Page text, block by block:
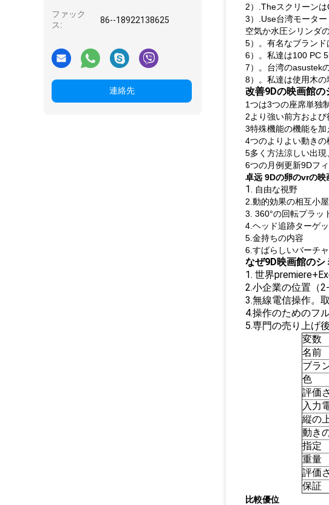
ファック
ス:
86--18922138625
連絡先
2）.Theスクリーンは
3）.Use台湾モータ
空気か水圧シリンダ
5）。有名なブラン
6）。私達は100 PC
7）。台湾のasustek
8）。私達は使用木の
改善9Dの映画館の
1つは3つの座席単独
2より強い前方およ
3特殊機能の機能を
4つのよりよい動き
5多く方法涼しい出
6つの月例更新9Dフ
卓远 9Dの卵のvrの映
1. 自由な視野
2.動的効果の相互小屋
3. 360°の回転プラッ
4.ヘッド追跡ターゲッ
5.金持ちの内容
6.すばらしいバーチ
なぜ9D映画館のシ
1. 世界
2.小企業の位置（
3.無線電信操作。
4.操作のためのフ
5.専門の売り上げ
変数
名前
ブラ
色
評価
入力
縦の
動き
指定
重量
評価
保証
比較優位